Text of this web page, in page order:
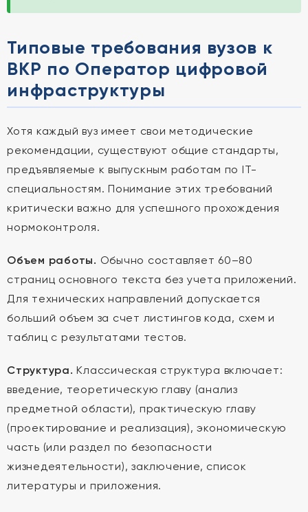
Типовые требования вузов к
ВКР по Оператор цифровой
инфраструктуры
Хотя каждый вуз имеет свои методические
рекомендации, существуют общие стандарты,
предъявляемые к выпускным работам по IT-
специальностям. Понимание этих требований
критически важно для успешного прохождения
нормоконтроля.
Объем работы. Обычно составляет 60–80
страниц основного текста без учета приложений.
Для технических направлений допускается
больший объем за счет листингов кода, схем и
таблиц с результатами тестов.
Структура. Классическая структура включает:
введение, теоретическую главу (анализ
предметной области), практическую главу
(проектирование и реализация), экономическую
часть (или раздел по безопасности
жизнедеятельности), заключение, список
литературы и приложения.